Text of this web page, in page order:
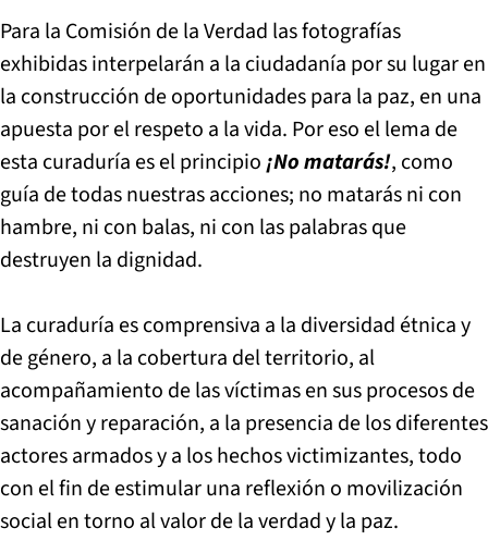
Para la Comisión de la Verdad las fotografías
exhibidas interpelarán a la ciudadanía por su lugar en
la construcción de oportunidades para la paz, en una
apuesta por el respeto a la vida. Por eso el lema de
esta curaduría es el principio¡No matarás!, como
guía de todas nuestras acciones; no matarás ni con
hambre, ni con balas, ni con las palabras que
destruyen la dignidad.
La curaduría es comprensiva a la diversidad étnica y
de género, a la cobertura del territorio, al
acompañamiento de las víctimas en sus procesos de
sanación y reparación, a la presencia de los diferentes
actores armados y a los hechos victimizantes, todo
con el fin de estimular una reflexión o movilización
social en torno al valor de la verdad y la paz.